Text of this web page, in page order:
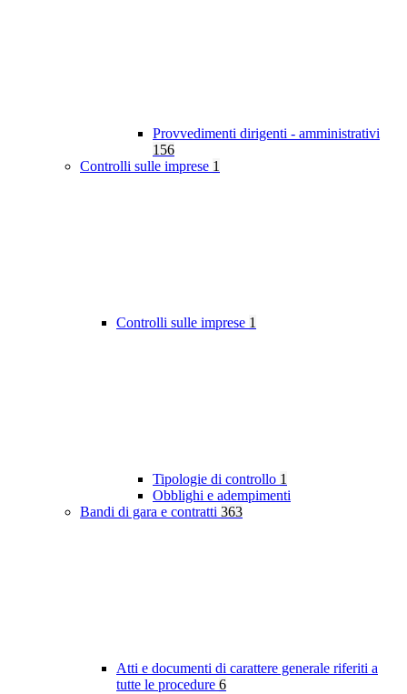
Provvedimenti dirigenti - amministrativi
156
Controlli sulle imprese 1
Controlli sulle imprese 1
Tipologie di controllo 1
Obblighi e adempimenti
Bandi di gara e contratti 363
Atti e documenti di carattere generale riferiti a
tutte le procedure 6